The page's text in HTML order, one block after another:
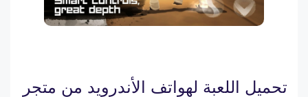
تحميل اللعبة لهواتف الأندرويد من متجر